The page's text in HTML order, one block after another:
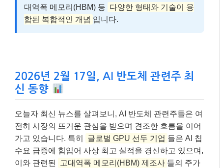
대역폭 메모리(HBM) 등 다양한 형태와 기술이 융
합된 복합적인 개념 입니다.
2026년 2월 17일, AI 반도체 관련주 최
신 동향
오늘자 최신 뉴스를 살펴보니, AI 반도체 관련주들은 여
전히 시장의 뜨거운 관심을 받으며 견조한 흐름을 이어
가고 있습니다. 특히
글로벌 GPU 선두 기업 들은 AI 칩
수요 급증에 힘입어 사상 최고 실적을 경신하고 있으며,
이와 관련된
고대역폭 메모리(HBM) 제조사 들의 주가